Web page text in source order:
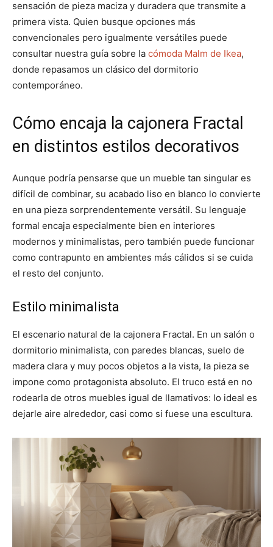
sensación de pieza maciza y duradera que transmite a
primera vista. Quien busque opciones más
convencionales pero igualmente versátiles puede
consultar nuestra guía sobre la cómoda Malm de Ikea,
donde repasamos un clásico del dormitorio
contemporáneo.
Cómo encaja la cajonera Fractal
en distintos estilos decorativos
Aunque podría pensarse que un mueble tan singular es
difícil de combinar, su acabado liso en blanco lo convierte
en una pieza sorprendentemente versátil. Su lenguaje
formal encaja especialmente bien en interiores
modernos y minimalistas, pero también puede funcionar
como contrapunto en ambientes más cálidos si se cuida
el resto del conjunto.
Estilo minimalista
El escenario natural de la cajonera Fractal. En un salón o
dormitorio minimalista, con paredes blancas, suelo de
madera clara y muy pocos objetos a la vista, la pieza se
impone como protagonista absoluto. El truco está en no
rodearla de otros muebles igual de llamativos: lo ideal es
dejarle aire alrededor, casi como si fuese una escultura.